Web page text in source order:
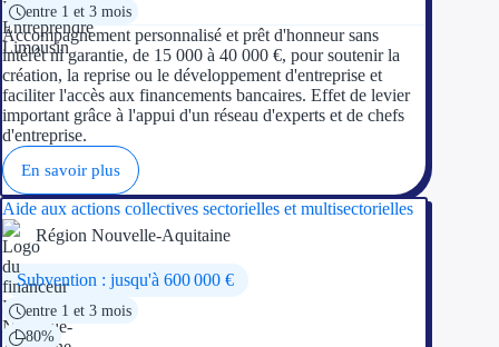
Aides Région
Aides Région
Aides Région
entre 1 et 3 mois
Accompagnement personnalisé et prêt d'honneur sans
intérêt ni garantie, de 15 000 à 40 000 €, pour soutenir la
création, la reprise ou le développement d'entreprise et
faciliter l'accès aux financements bancaires. Effet de levier
important grâce à l'appui d'un réseau d'experts et de chefs
d'entreprise.
En savoir plus
Aide aux actions collectives sectorielles et multisectorielles
Région Nouvelle-Aquitaine
Subvention : jusqu'à 600 000 €
entre 1 et 3 mois
80%